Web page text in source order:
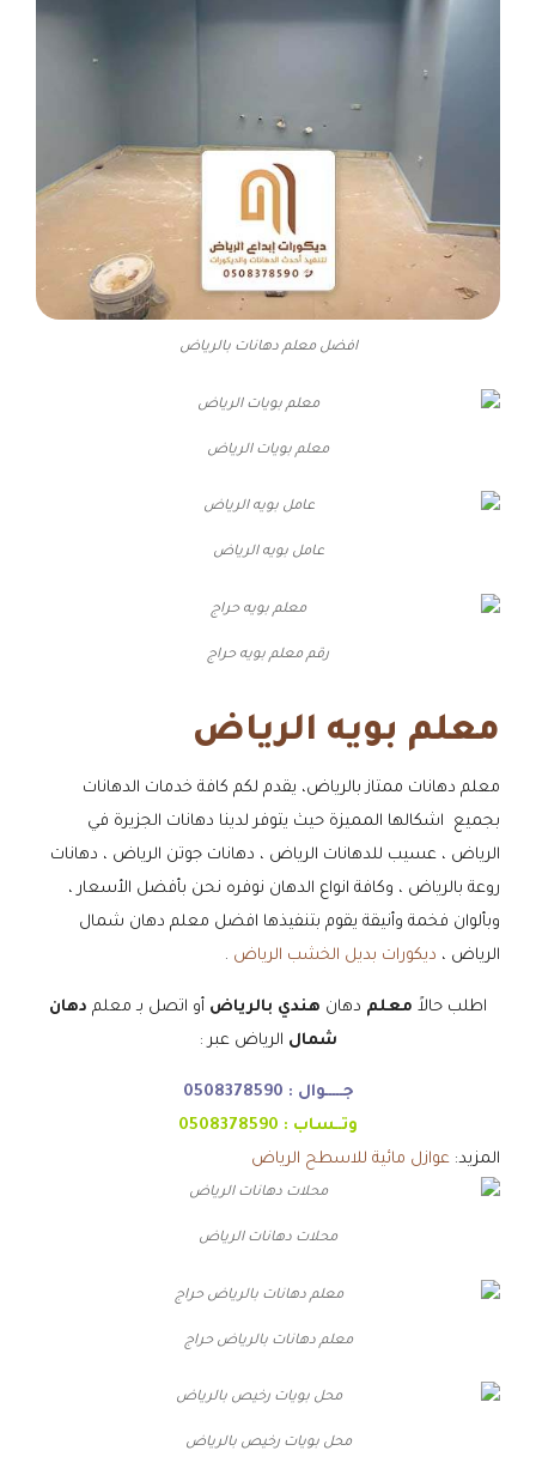
افضل معلم دهانات بالرياض
معلم بويات الرياض
عامل بويه الرياض
رقم معلم بويه حراج
معلم بويه الرياض
معلم دهانات ممتاز بالرياض، يقدم لكم كافة خدمات الدهانات
بجميع اشكالها المميزة حيث يتوفر لدينا دهانات الجزيرة في
الرياض ، عسيب للدهانات الرياض ، دهانات جوتن الرياض ، دهانات
روعة بالرياض ، وكافة انواع الدهان نوفره نحن بأفضل الأسعار ،
وبألوان فخمة وأنيقة يقوم بتنفيذها افضل معلم دهان شمال
الرياض ، ديكورات بديل الخشب الرياض .
اطلب حالاً معلم دهان هندي بالرياض أو اتصل بـ معلم دهان
شمال الرياض عبر :
جـــــوال : 0508378590
وتــساب : 0508378590
المزيد: عوازل مائية للاسطح الرياض
محلات دهانات الرياض
معلم دهانات بالرياض حراج
محل بويات رخيص بالرياض